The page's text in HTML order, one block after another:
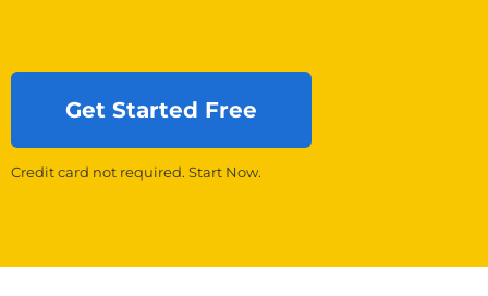
Get Started Free
Credit card not required. Start Now.